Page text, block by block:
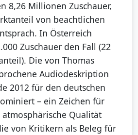
8,26 Millionen Zuschauer,
von beachtlichen
In Österreich
Zuschauer den Fall (22
Die von Thomas
Audiodeskription
2012 für den deutschen
– ein Zeichen für
Qualität
von Kritikern als Beleg für